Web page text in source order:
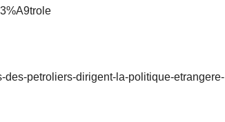
des-petroliers-dirigent-la-politique-etrangere-